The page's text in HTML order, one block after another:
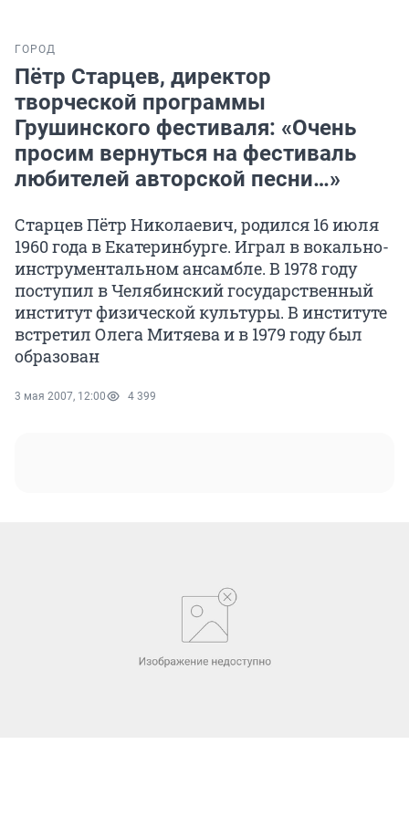
ГОРОД
Пётр Старцев, директор
творческой программы
Грушинского фестиваля: «Очень
просим вернуться на фестиваль
любителей авторской песни…»
Старцев Пётр Николаевич, родился 16 июля
1960 года в Екатеринбурге. Играл в вокально-
инструментальном ансамбле. В 1978 году
поступил в Челябинский государственный
институт физической культуры. В институте
встретил Олега Митяева и в 1979 году был
образован
3 мая 2007, 12:00 4 399